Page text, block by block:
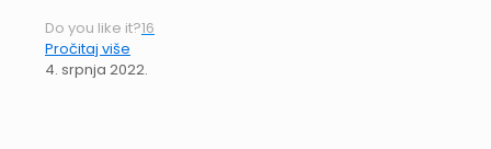
Do you like it?16
Pročitaj više
4. srpnja 2022.